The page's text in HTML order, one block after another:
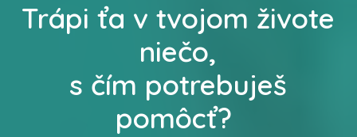
Trápi ťa v tvojom živote
niečo,
s čím potrebuješ
pomôcť?